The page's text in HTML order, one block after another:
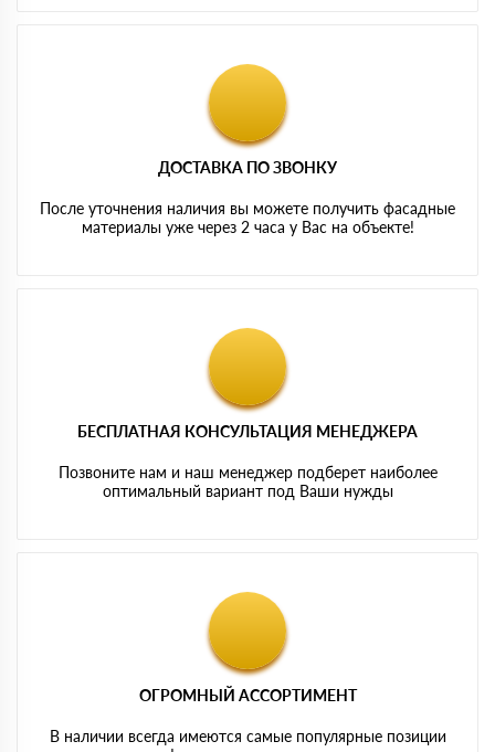
ДОСТАВКА ПО ЗВОНКУ
После уточнения наличия вы можете получить фасадные
материалы уже через 2 часа у Вас на объекте!
БЕСПЛАТНАЯ КОНСУЛЬТАЦИЯ МЕНЕДЖЕРА
Позвоните нам и наш менеджер подберет наиболее
оптимальный вариант под Ваши нужды
ОГРОМНЫЙ АССОРТИМЕНТ
В наличии всегда имеются самые популярные позиции